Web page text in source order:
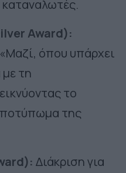
Award):
όπου υπάρχει
τη
το
της
Διάκριση για